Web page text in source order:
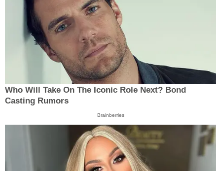
Who Will Take On The Iconic Role Next? Bond
Casting Rumors
Brainberries